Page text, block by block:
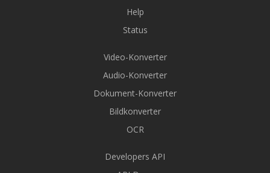
Help
Status
Video-Konverter
Audio-Konverter
Dokument-Konverter
Bildkonverter
OCR
Developers API